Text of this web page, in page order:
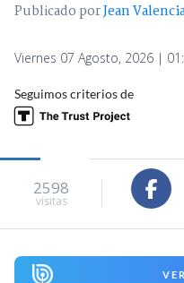
Publicado porJean
Viernes 07 Agosto, 2026 |
Seguimos criterios de
2598
visitas